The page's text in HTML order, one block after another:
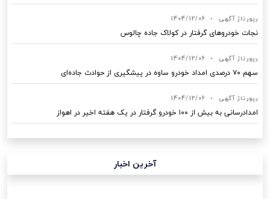
رپورتاژ آگهی •
1404/12/06
نجات خودروهای گرفتار در کولاک جاده چالوس
رپورتاژ آگهی •
1404/12/06
سهم ۷۰ درصدی امداد خودرو ساوه در پیشگیری از حوادث جاده‌ای
رپورتاژ آگهی •
1404/12/06
امدادرسانی به بیش از ۱۰۰ خودرو گرفتار در یک هفته اخیر در اهواز
آخرین اخبار